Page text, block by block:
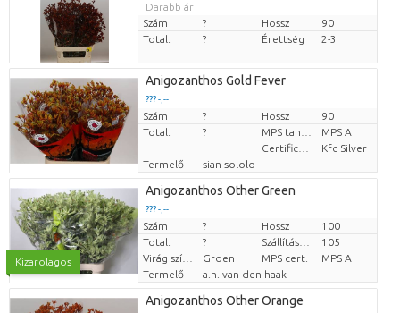
Darabb ár
Szám
? Hossz
90
Total:
? Érettség 2-3
Anigozanthos Gold Fever
??? -,--
Darabb ár
Szám ? Hossz
90
Total:
?
MPS A
Kfc Silver
Termelő
sian-sololo
Kizarolagos
Anigozanthos Other Green
??? -,--
Darabb ár
Szám ? Hossz
100
Total:
?
105
Virág színe
Groen MPS cert.
MPS A
Termelő
a.h. van den haak
Anigozanthos Other Orange